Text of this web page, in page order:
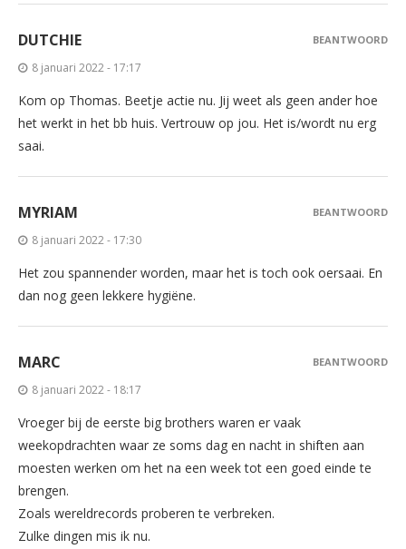
DUTCHIE
8 januari 2022 - 17:17
Kom op Thomas. Beetje actie nu. Jij weet als geen ander hoe
het werkt in het bb huis. Vertrouw op jou. Het is/wordt nu erg
saai.
BEANTWOORD
MYRIAM
8 januari 2022 - 17:30
Het zou spannender worden, maar het is toch ook oersaai. En
dan nog geen lekkere hygiëne.
BEANTWOORD
MARC
8 januari 2022 - 18:17
Vroeger bij de eerste big brothers waren er vaak
weekopdrachten waar ze soms dag en nacht in shiften aan
moesten werken om het na een week tot een goed einde te
brengen.
Zoals wereldrecords proberen te verbreken.
Zulke dingen mis ik nu.
BEANTWOORD